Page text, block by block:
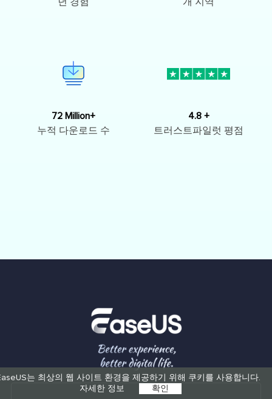
는 최상의 웹 사이트 환경을 제공하기 위해 쿠키를 사용합니다.
자세한 정보
확인
년 경험
개 지역
72 Million+
누적 다운로드 수
4.8 +
트러스트파일럿 평점